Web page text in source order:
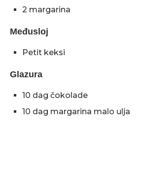
2 margarina
Međusloj
Petit keksi
Glazura
10 dag čokolade
10 dag margarina malo ulja